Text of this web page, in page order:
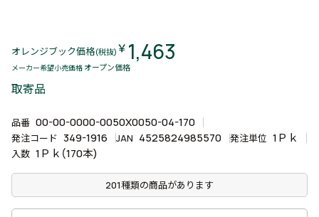
オレンジブック価格(税抜) ￥ 1,463
メーカー希望小売価格 オープン価格
取寄品
品番 00-00-0000-0050X0050-04-170
発注コード 349-1916 JAN 4525824985570 発注単位 1Ｐｋ
入数 1Ｐｋ(170本)
201種類の商品があります